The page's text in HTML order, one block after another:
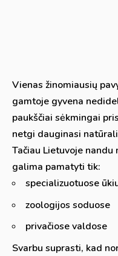
Vienas žinomiausių
gamtoje gyvena
paukščiai sėkmingai
netgi dauginasi
Tačiau Lietuvoje nandu
galima pamatyti tik:
specializuotuose
zoologijos soduose
privačiose valdose
Svarbu suprasti, kad